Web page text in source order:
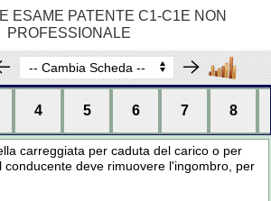
ESAME PATENTE C1-C1E NON
PROFESSIONALE
4 5 6 7 8
carreggiata per caduta del carico o per
conducente deve rimuovere l'ingombro, per